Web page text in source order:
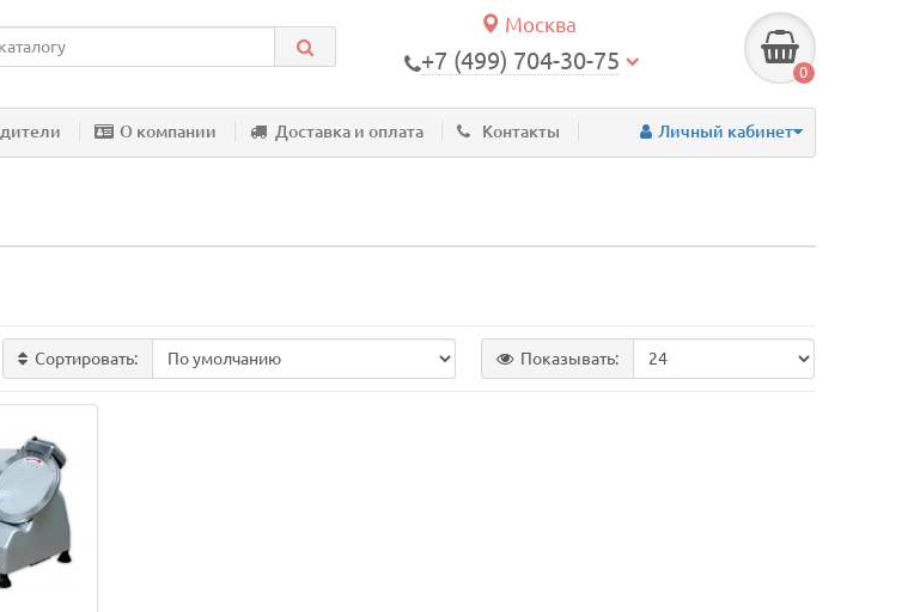
Москва
+7 (499) 704-30-75 0
О компании Доставка и оплата Контакты Личный кабинет
Сортировать: Показывать: